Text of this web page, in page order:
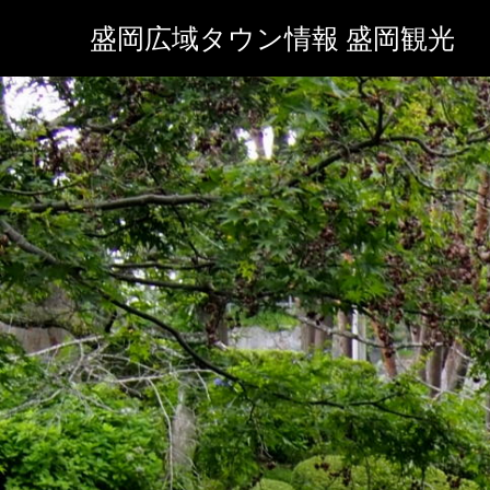
盛岡広域タウン情報 盛岡観光